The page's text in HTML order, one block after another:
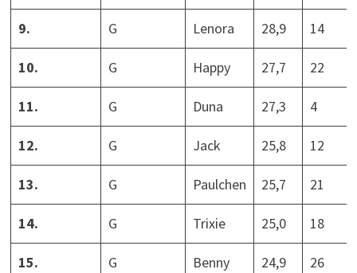
9. G Lenora 28,9 14
10. G Happy 27,7 22
11. G Duna 27,3 4
12. G Jack 25,8 12
13. G Paulchen 25,7 21
14. G Trixie 25,0 18
15. G Benny 24,9 26